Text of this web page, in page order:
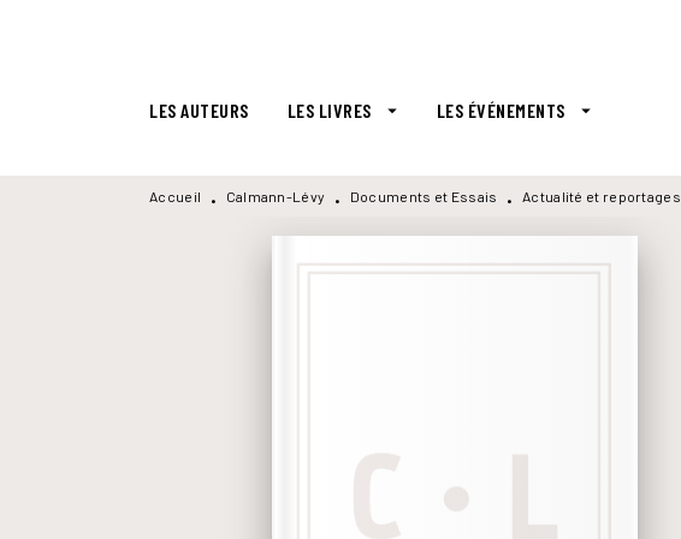
LES AUTEURS LES LIVRES arrow_drop_down LES ÉVÉNEMENTS arrow_drop_down
Accueil • Calmann-Lévy • Documents et Essais • Actualité et reportages